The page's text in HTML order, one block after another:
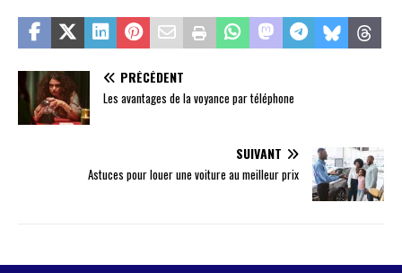
PRÉCÉDENT
Les avantages de la voyance par téléphone
SUIVANT
Astuces pour louer une voiture au meilleur prix